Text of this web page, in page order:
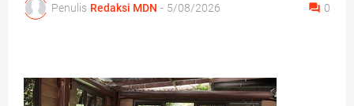
Penulis Redaksi MDN - 5/08/2026 0